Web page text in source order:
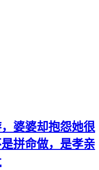
婆婆却抱怨她很
拼命做，是孝亲